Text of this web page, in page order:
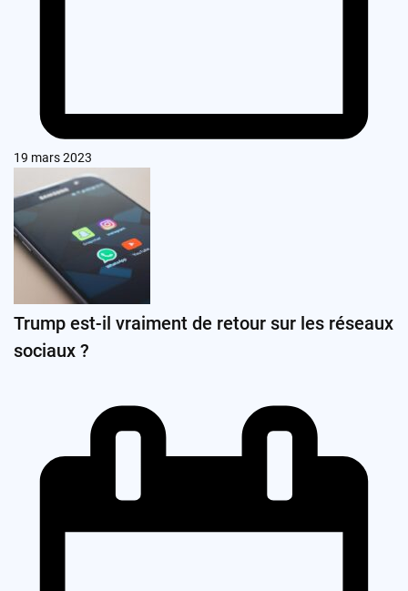
19 mars 2023
Trump est-il vraiment de retour sur les réseaux
sociaux ?